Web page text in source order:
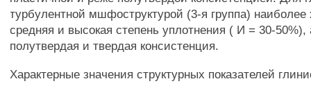
турбулентной мшфоструктурой (3-я группа) наиболее
средняя и высокая степень уплотнения ( И = 30-50%),
полутвердая и твердая консистенция.
Характерные значения структурных показателей